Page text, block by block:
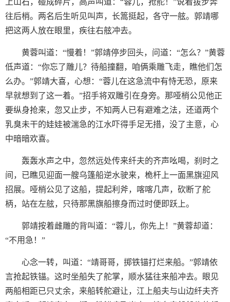
上山石，碰成碎片，高声叫道：“蓉儿，抢舵！”说着拔步奔
往后梢。两名后生听见叫声，长篙挺起，各守一舷。郭靖哪
把这两人放在眼里，疾往右舷冲去。
黄蓉叫道：“慢着！”郭靖停步回头，问道：“怎么？”黄蓉
低声道：“你忘了雕儿？待船撞翻，咱俩乘雕飞走，瞧他们怎
么办。”郭靖大喜，心想：“蓉儿在这急流中有恃无恐，原来
早就想到了这一着。”招手将双雕引在身旁。那哑梢公见他正
要纵身抢来，忽又止步，不知两人已有避难之法，还道两个
乳臭未干的娃娃被湍急的江水吓得手足无措，没了主意，心
中暗暗欢喜。
轰轰水声之中，忽然远处传来纤夫的齐声吆喝，刹时之
间，已瞧见迎面一艘乌篷船逆水驶来，桅杆上一面黑旗迎风
招展。哑梢公见了这船，提起利斧，喀喀几声，砍断了舵
柄，站在左舷，只待那黑旗船擦身而过时便即跃上。
郭靖按着雌雕的背叫道：“蓉儿，你先上！”黄蓉却道：
“不用急！”
心念一转，叫道：“靖哥哥，掷铁锚打烂来船。”郭靖依
言抢起铁锚。这时坐船失了舵掌，顺水猛往来船冲去。眼见
两船相距已只丈余，来船转舵避让，江上船夫与山边纤夫齐